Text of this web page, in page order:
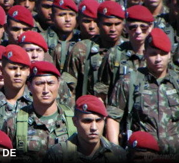
DE